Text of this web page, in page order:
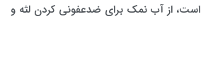
از آب نمک برای ضدعفونی کردن لثه و